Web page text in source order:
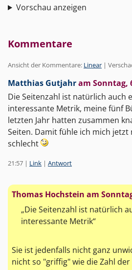
Vorschau anzeigen
Kommentare
Ansicht der Kommentare: Linear |
Matthias Gutjahram Sonntag,
Die Seitenzahl ist natürlich auch
interessante Metrik, meine fünf
letzten Jahr hatten zusammen
Seiten. Damit fühle ich mich jetzt
schlecht
21:57 | Link | Antwort
Thomas Hochstein am
Die Seitenzahl ist natürlich
interessante Metrik
Sie ist jedenfalls nicht ganz
nicht so "griffig" wie die Zahl